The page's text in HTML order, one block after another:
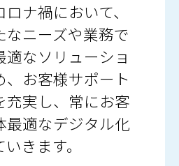
ナ禍において、
なニーズや業務で
適なソリューショ
、お客様サポート
充実し、常にお客
最適なデジタル化
きます。